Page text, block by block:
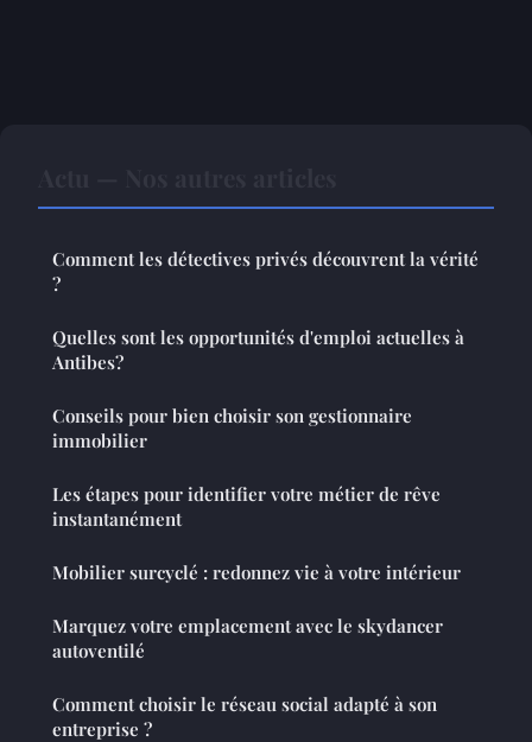
Comment les détectives privés découvrent la vérité
?
Quelles sont les opportunités d'emploi actuelles à
Antibes?
Conseils pour bien choisir son gestionnaire
immobilier
Les étapes pour identifier votre métier de rêve
instantanément
Mobilier surcyclé : redonnez vie à votre intérieur
Marquez votre emplacement avec le skydancer
autoventilé
Comment choisir le réseau social adapté à son
entreprise ?